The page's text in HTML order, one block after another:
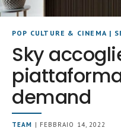
POP CULTURE & CINEMA |
Sky
demand
TEAM | FEBBRAIO 14, 2022